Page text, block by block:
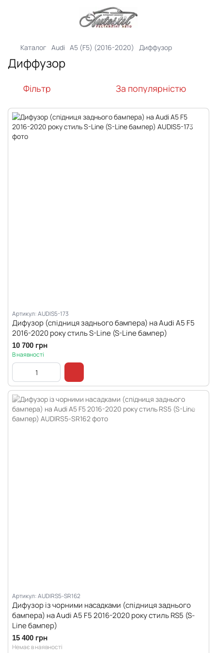
Каталог Audi A5 (F5) (2016-2020) Диффузор
Диффузор
Фільтр За популярністю
Артикул: AUDIS5-173
Дифузор (спідниця заднього бампера) на Audi A5 F5
2016-2020 року стиль S-Line (S-Line бампер)
10 700 грн
В наявності
Артикул: AUDIRS5-SR162
Дифузор із чорними насадками (спідниця заднього
бампера) на Audi A5 F5 2016-2020 року стиль RS5 (S-
Line бампер)
15 400 грн
Немає в наявності